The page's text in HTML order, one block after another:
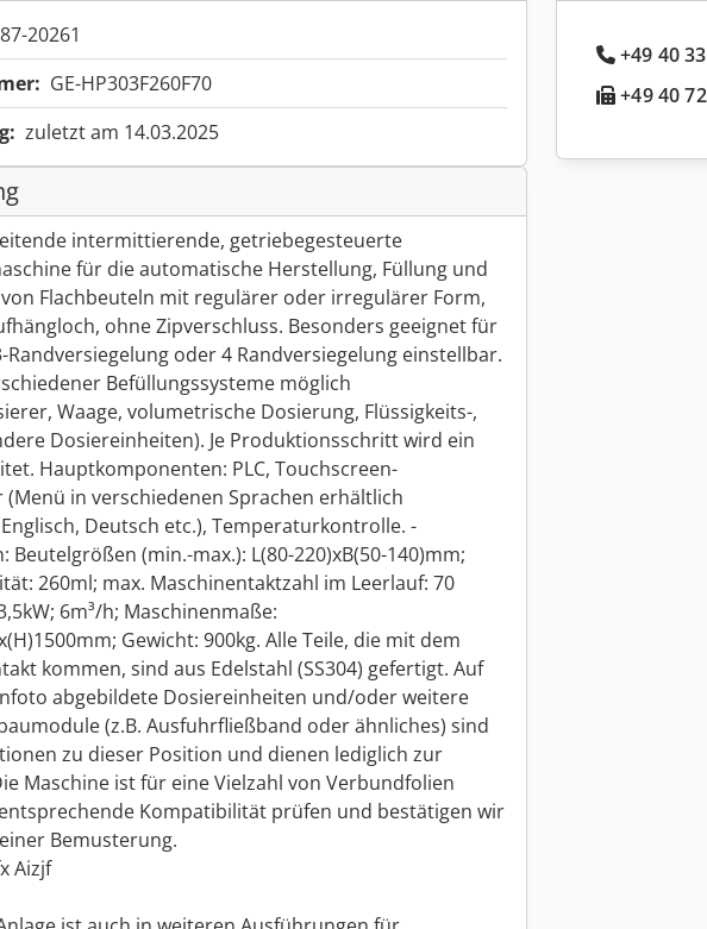
20261
GE-HP303F260F70
zuletzt am 14.03.2025
intermittierende, getriebegesteuerte
für die automatische Herstellung, Füllung und
Flachbeuteln mit regulärer oder irregulärer Form,
ohne Zipverschluss. Besonders geeignet für
Randversiegelung oder 4 Randversiegelung einstellbar.
Befüllungssysteme möglich
Waage, volumetrische Dosierung, Flüssigkeits-,
Dosiereinheiten). Je Produktionsschritt wird ein
Hauptkomponenten: PLC, Touchscreen-
in verschiedenen Sprachen erhältlich
Deutsch etc.), Temperaturkontrolle. -
Beutelgrößen (min.-max.): L(80-220)xB(50-140)mm;
260ml; max. Maschinentaktzahl im Leerlauf: 70
6m³/h; Maschinenmaße:
Gewicht: 900kg. Alle Teile, die mit dem
kommen, sind aus Edelstahl (SS304) gefertigt. Auf
abgebildete Dosiereinheiten und/oder weitere
(z.B. Ausfuhrfließband oder ähnliches) sind
zu dieser Position und dienen lediglich zur
Maschine ist für eine Vielzahl von Verbundfolien
Kompatibilität prüfen und bestätigen wir
Bemusterung.
Aizjf
+49 40
+49 40